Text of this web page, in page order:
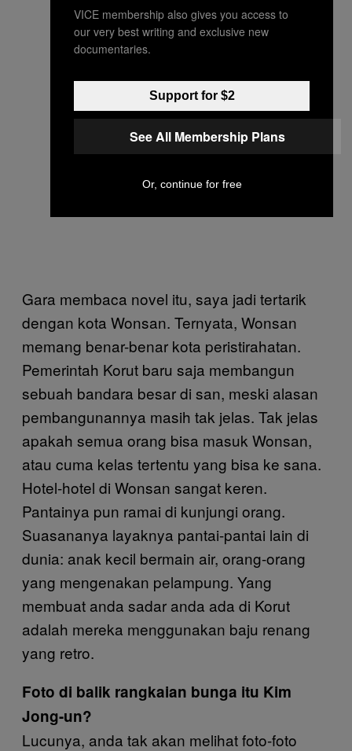
Gara membaca novel itu, saya jadi tertarik
dengan kota Wonsan. Ternyata, Wonsan
memang benar-benar kota peristirahatan.
Pemerintah Korut baru saja membangun
sebuah bandara besar di san, meski alasan
pembangunannya masih tak jelas. Tak jelas
apakah semua orang bisa masuk Wonsan,
atau cuma kelas tertentu yang bisa ke sana.
Hotel-hotel di Wonsan sangat keren.
Pantainya pun ramai di kunjungi orang.
Suasananya layaknya pantai-pantai lain di
dunia: anak kecil bermain air, orang-orang
yang mengenakan pelampung. Yang
membuat anda sadar anda ada di Korut
adalah mereka menggunakan baju renang
yang retro.
Foto di balik rangkaian bunga itu Kim
Jong-un?
Lucunya, anda tak akan melihat foto-foto
VICE membership also gives you access to
our very best writing and exclusive new
documentaries.
Support for $2
See All Membership Plans
Or, continue for free